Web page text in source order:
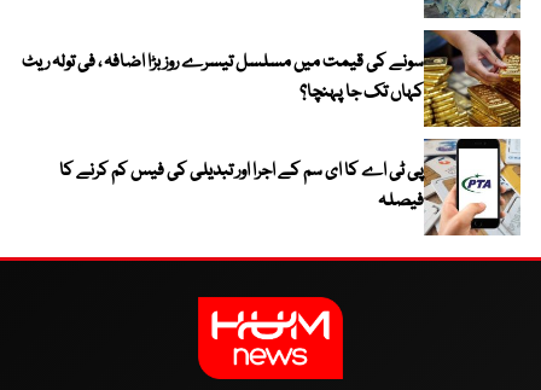
سونے کی قیمت میں مسلسل تیسرے روز بڑا اضافہ ، فی تولہ ریٹ
کہاں تک جا پہنچا؟
پی ٹی اے کا ای سم کے اجرا اور تبدیلی کی فیس کم کرنے کا
فیصلہ